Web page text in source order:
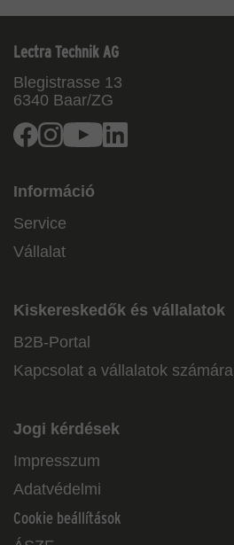
Lectra Technik AG
Blegistrasse 13
6340 Baar/ZG
Facebook
InstagramYoutube
Információ
Service
Vállalat
Kiskereskedők és vállalatok
B2B-Portal
Kapcsolat a vállalatok számára
Jogi kérdések
Impresszum
Adatvédelmi
Cookie beállítások